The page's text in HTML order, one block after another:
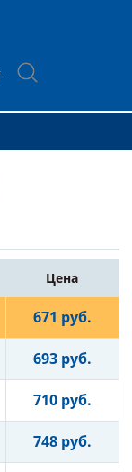
Цена
671 руб.
693 руб.
710 руб.
748 руб.